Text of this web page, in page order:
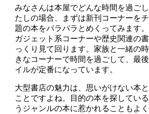
みなさんは本屋でどんな時間を過ご
たしの場合、まずは新刊コーナーを
題の本をパラパラとめくってみます
ガジェット系コーナーや歴史関連の
っくり見て回ります。家族と一緒の
きなコーナーで時間を過ごして、最
イルが定番になっています。
大型書店の魅力は、思いがけない本
ことですよね。目的の本を探してい
うジャンルの本に惹かれることもよ